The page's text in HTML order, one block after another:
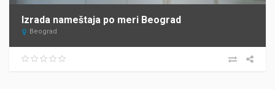
Izrada nameštaja po meri Beograd
Beograd